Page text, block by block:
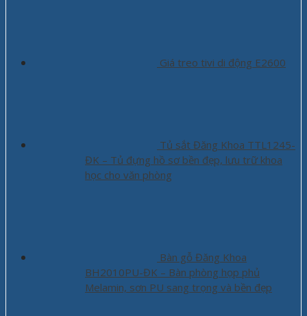
Giá treo tivi di động E2600
Tủ sắt Đăng Khoa TTL1245-
ĐK – Tủ đựng hồ sơ bền đẹp, lưu trữ khoa
học cho văn phòng
Bàn gỗ Đăng Khoa
BH2010PU-ĐK – Bàn phòng họp phủ
Melamin, sơn PU sang trọng và bền đẹp